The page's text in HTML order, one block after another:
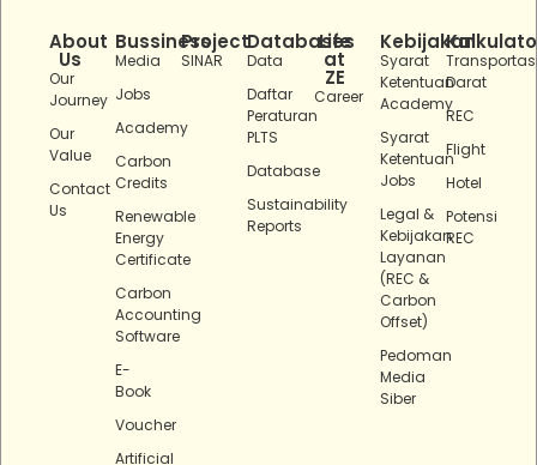
About
Us
Our
Journey
Our
Value
Contact
Us
Bussiness
Media
Jobs
Academy
Carbon
Credits
Renewable
Energy
Certificate
Carbon
Accounting
Software
E-
Book
Voucher
Artificial
Project
SINAR
Databases
Data
Daftar
Peraturan
PLTS
Database
Sustainability
Reports
Life
at
ZE
Career
Kebijakan
Syarat
Ketentuan
Academy
Syarat
Ketentuan
Jobs
Legal &
Kebijakan
Layanan
(REC &
Carbon
Offset)
Pedoman
Media
Siber
Darat
REC
Flight
Hotel
Potensi
REC